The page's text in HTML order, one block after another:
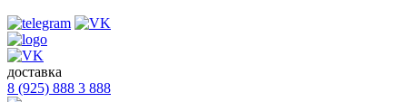
доставка
8 (925) 888 3 888